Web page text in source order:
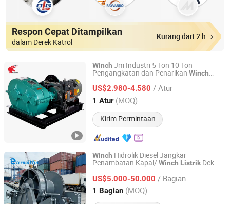
Respon Cepat Ditampilkan
dalam Derek Katrol
Kurang dari 2 h
Winch Jm Industri 5 Ton 10 Ton
Pengangkatan dan Penarikan Winch
US$2.980-4.580 / Atur
1 Atur (MOQ)
Kirim Permintaan
Henan Dafang Heavy Machine Co., Ltd.
Henan, China Harga mulai 2026
Winch Hidrolik Diesel Jangkar
Penambatan Kapal/ Winch ListrikDek
Tongkang
US$5.000-50.000 / Bagian
1 Bagian (MOQ)
HENAN ETERNALWIN MACHINERY EQUIPMENT CO., LTD.
Henan, China Harga mulai 2022